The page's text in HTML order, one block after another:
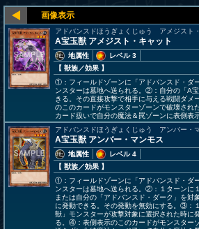
アドバンスドほうぎょくじゅう アメジスト
A宝玉獣 アメジスト・キャット
地属性
レベル 3
【 獣族／効果 】
①：フィールドゾーンに「アドバンスド・ダ
ンスターは墓地へ送られる。②：自分の「A
きる。その直接攻撃で相手に与える戦闘ダ
のこのカードがモンスターゾーンで破壊され
カード扱いで自分の魔法＆罠ゾーンに表側表
アドバンスドほうぎょくじゅう アンバー・
A宝玉獣 アンバー・マンモス
地属性
レベル 4
【 獣族／効果 】
①：フィールドゾーンに「アドバンスド・ダ
ンスターは墓地へ送られる。②：１ターンに
または自分の「アドバンスド・ダーク」を対
に発動できる。その発動を無効にする。③：
獣」モンスターが攻撃対象に選択された時に
る。④：表側表示のこのカードがモンスター